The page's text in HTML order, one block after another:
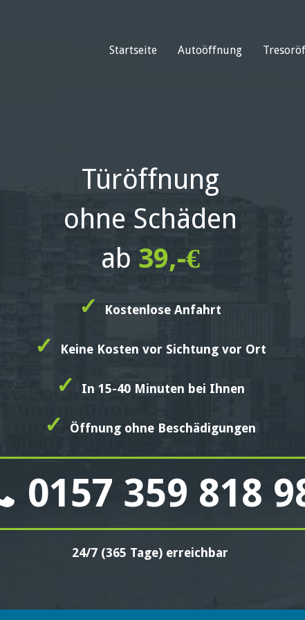
Startseite Autoöffnung
Türöffnung
ohne Schäden
ab 39,-€
✓ Kostenlose Anfahrt
✓ Keine Kosten vor Sichtung vor Ort
✓ In 15-40 Minuten bei Ihnen
✓ Öffnung ohne Beschädigungen
0157 359 818
24/7 (365 Tage) erreichbar